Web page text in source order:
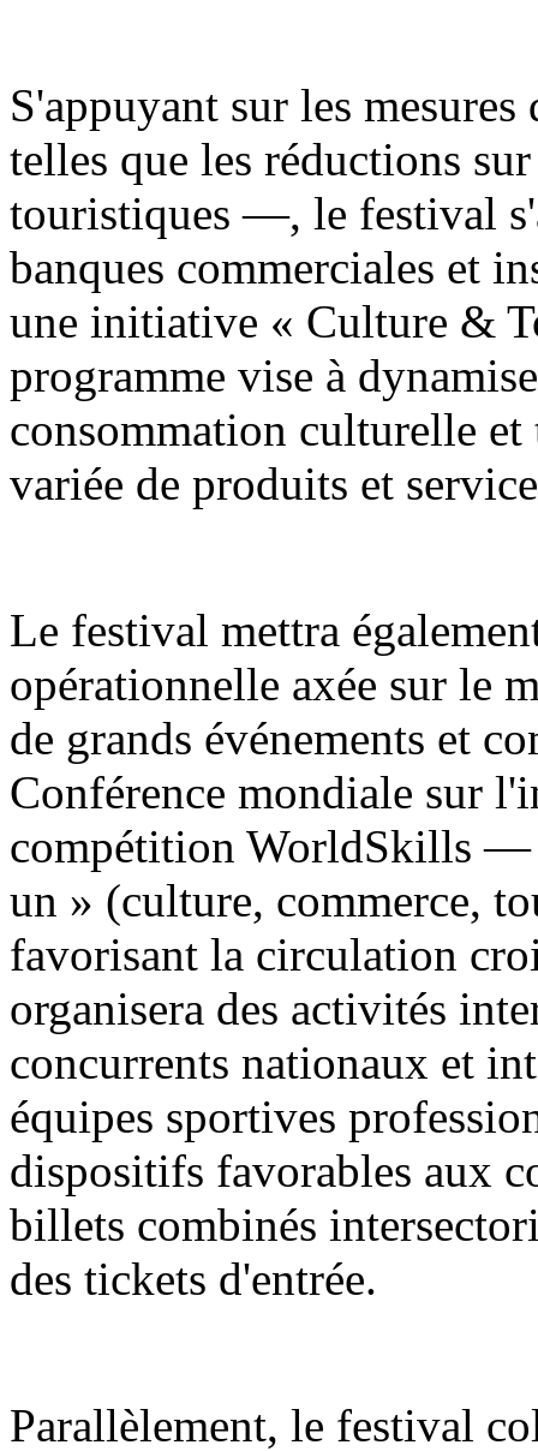
S'appuyant sur les
telles que les réductions
touristiques —, le festival
banques commerciales et
une initiative « Culture &
programme vise à
consommation culturelle et
variée de produits et
Le festival mettra
opérationnelle axée sur le
de grands événements et
Conférence mondiale sur
compétition WorldSkills —
un » (culture, commerce,
favorisant la circulation
organisera des activités
concurrents nationaux et
équipes sportives
dispositifs favorables aux
billets combinés
des tickets d'entrée.
Parallèlement, le festival